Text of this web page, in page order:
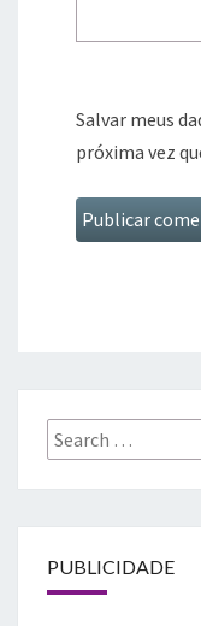
Salvar meus
próxima vez
Search
for:
PUBLICIDADE